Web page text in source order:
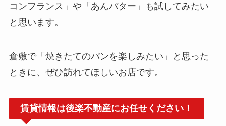
コンフランス」や「あんバター」も試してみたい
と思います。
倉敷で「焼きたてのパンを楽しみたい」と思った
ときに、ぜひ訪れてほしいお店です。
賃貸情報は後楽不動産にお任せください！